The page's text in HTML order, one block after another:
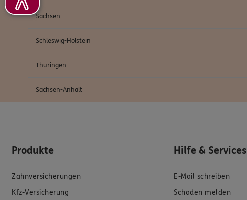
Sachsen
Schleswig-Holstein
Thüringen
Sachsen-Anhalt
Produkte
Zahnversicherungen
Kfz-Versicherung
Hilfe & Services
E-Mail schreiben
Schaden melden